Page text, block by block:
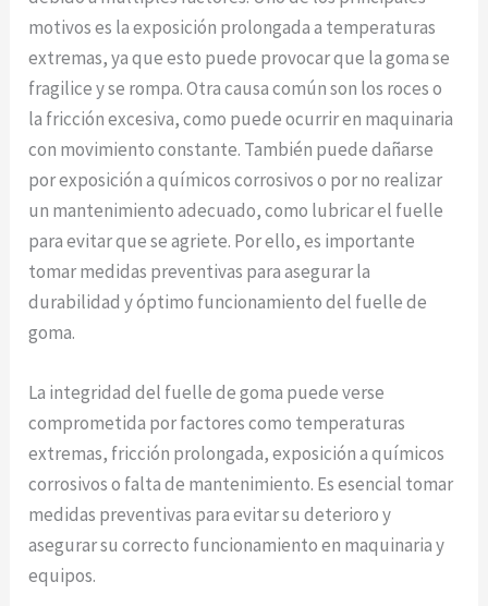
motivos es la exposición prolongada a temperaturas
extremas, ya que esto puede provocar que la goma se
fragilice y se rompa. Otra causa común son los roces o
la fricción excesiva, como puede ocurrir en maquinaria
con movimiento constante. También puede dañarse
por exposición a químicos corrosivos o por no realizar
un mantenimiento adecuado, como lubricar el fuelle
para evitar que se agriete. Por ello, es importante
tomar medidas preventivas para asegurar la
durabilidad y óptimo funcionamiento del fuelle de
goma.
La integridad del fuelle de goma puede verse
comprometida por factores como temperaturas
extremas, fricción prolongada, exposición a químicos
corrosivos o falta de mantenimiento. Es esencial tomar
medidas preventivas para evitar su deterioro y
asegurar su correcto funcionamiento en maquinaria y
equipos.